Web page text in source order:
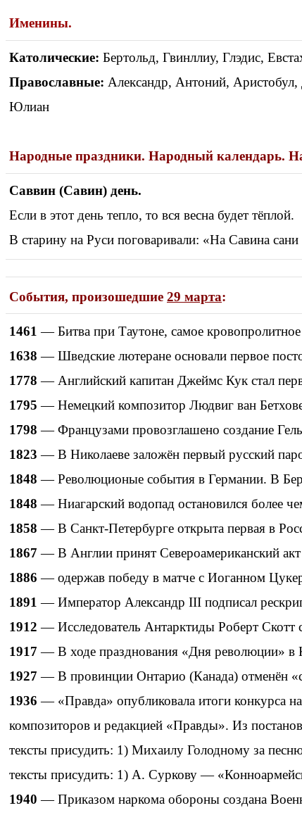
Именины.
Католические: Бертольд, Гвинллиу, Глэдис,
Православные: Александр, Антоний,
Юлиан
Народные праздники. Народный календарь.
Саввин (Савин) день.
Если в этот день тепло, то вся весна будет тёплой.
В старину на Руси поговаривали: «На Савина
События, произошедшие 29 марта:
1461 — Битва при Таутоне, самое
1638 — Шведские лютеране основали первое
1778— Английский капитан Джеймс Кук стал
1795— Немецкий композитор Людвиг ван
1798— Французами провозглашено создание
1823 — В Николаеве заложён первый русский
1848 — Революционые события в Германии. В
1848 — Ниагарский водопад остановился более
1858 — В Санкт-Петербурге открыта первая в
1867— В Англии принят Североамериканский
1886— одержав победу в матче с Иоганном
1891 — Император Александр III подписал
1912 — Исследователь Антарктиды Роберт Скотт
1917 — В ходе празднования «Дня революции» в
1927 — В провинции Онтарио (Канада) отменён
1936 — «Правда» опубликовала итоги конкурса
композиторов и редакцией «Правды». Из
тексты присудить: 1) Михаилу Голодному за
тексты присудить: 1) А. Суркову —
1940 — Приказом наркома обороны создана